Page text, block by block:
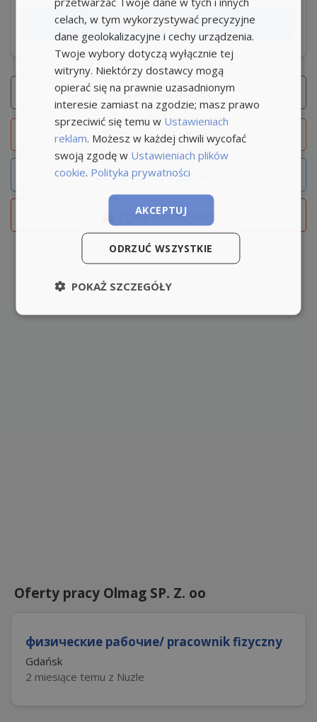
Aplikuj teraz
Zadzwoń/SMS
Obserwuj ofertę
Udostępnij ogłoszenie
Zgłoś naruszenie
Oferty pracy Olmag SP. Z. oo
физические рабочие/ pracownik fizyczny
Gdańsk
2 miesiące temu z Nuzle
celach, w tym wykorzystywać precyzyjne
dane geolokalizacyjne i cechy urządzenia.
Twoje wybory dotyczą wyłącznie tej
witryny. Niektórzy dostawcy mogą
opierać się na prawnie uzasadnionym
interesie zamiast na zgodzie; masz prawo
sprzeciwić się temu w Ustawieniach
reklam. Możesz w każdej chwili wycofać
swoją zgodę w Ustawieniach plików
cookie. Polityka prywatności
AKCEPTUJ
ODRZUĆ WSZYSTKIE
POKAŻ SZCZEGÓŁY